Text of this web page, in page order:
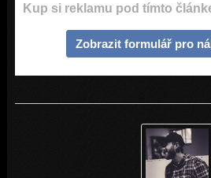
Kup si reklamu pod tímto
Zobrazit formulář pro